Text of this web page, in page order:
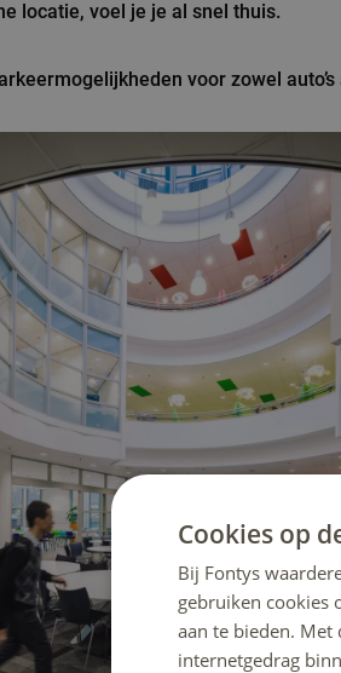
locatie, voel je je al snel thuis.
voor zowel
Cookies op
Bij Fontys
gebruiken cookies
aan te bieden.
internetgedrag